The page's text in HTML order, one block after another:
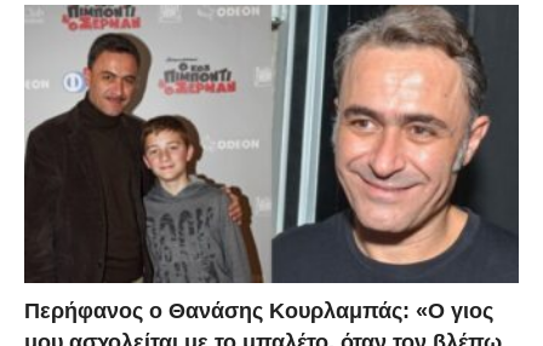
Περήφανος ο Θανάσης Κουρλαμπάς: «Ο γιος